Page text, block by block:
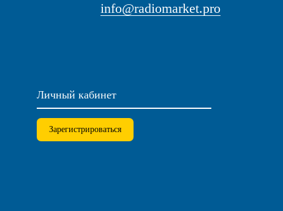
info@radiomarket.pro
Личный кабинет
Зарегистрироваться